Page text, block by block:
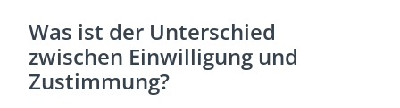
Was ist der Unterschied
zwischen Einwilligung und
Zustimmung?